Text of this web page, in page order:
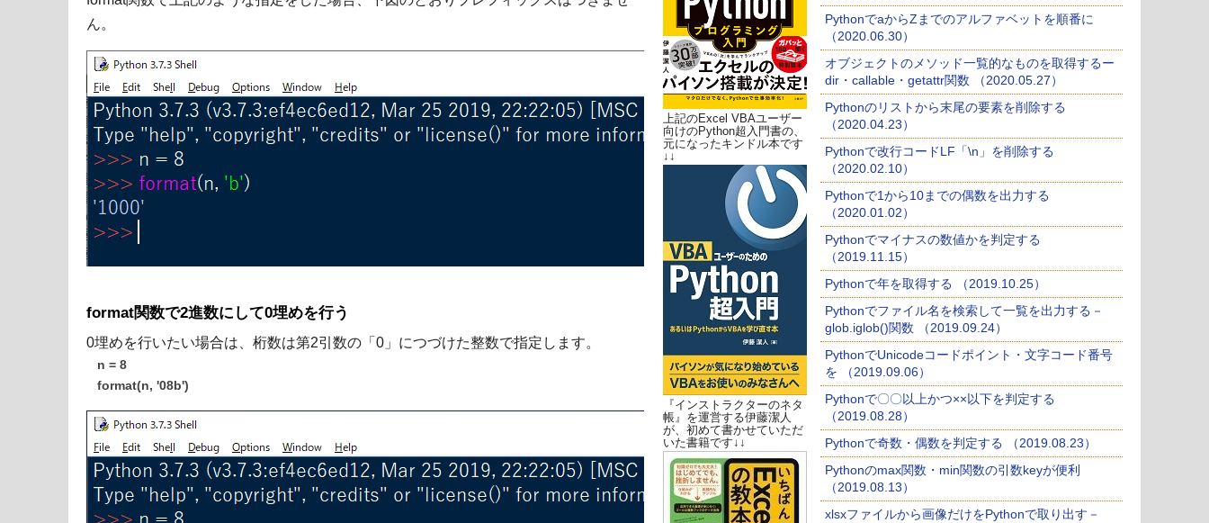
ん。
format関数で2進数にして0埋めを行う
0埋めを行いたい場合は、桁数は第2引数の「0」につづけた整数で指定します。
n = 8
format(n, '08b')
上記のExcel VBAユーザー
向けのPython超入門書の、
元になったキンドル本です
↓↓
『インストラクターのネタ
帳』を運営する伊藤潔人
が、初めて書かせていただ
いた書籍です↓↓
PythonでaからZまでのアルファベットを順番に
（2020.06.30）
オブジェクトのメソッド一覧的なものを取得するー
dir・callable・getattr関数 （2020.05.27）
Pythonのリストから末尾の要素を削除する
（2020.04.23）
Pythonで改行コードLF「\n」を削除する
（2020.02.10）
Pythonで1から10までの偶数を出力する
（2020.01.02）
Pythonでマイナスの数値かを判定する
（2019.11.15）
Pythonで年を取得する （2019.10.25）
Pythonでファイル名を検索して一覧を出力する－
glob.iglob()関数 （2019.09.24）
PythonでUnicodeコードポイント・文字コード番号
を （2019.09.06）
Pythonで〇〇以上かつ××以下を判定する
（2019.08.28）
Pythonで奇数・偶数を判定する （2019.08.23）
Pythonのmax関数・min関数の引数keyが便利
（2019.08.13）
xlsxファイルから画像だけをPythonで取り出す－